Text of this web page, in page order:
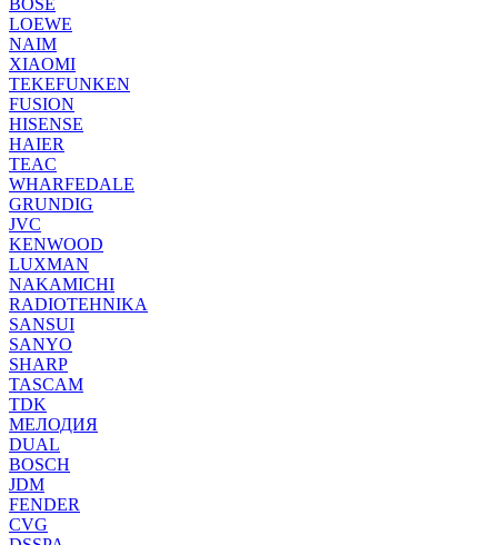
BOSE
LOEWE
NAIM
XIAOMI
TEKEFUNKEN
FUSION
HISENSE
HAIER
TEAC
WHARFEDALE
GRUNDIG
JVC
KENWOOD
LUXMAN
NAKAMICHI
RADIOTEHNIKA
SANSUI
SANYO
SHARP
TASCAM
TDK
МЕЛОДИЯ
DUAL
BOSCH
JDM
FENDER
CVG